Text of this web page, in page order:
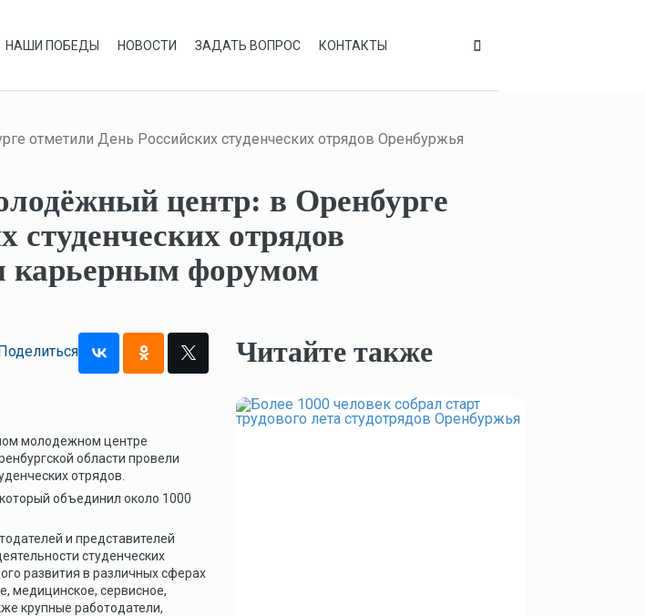
НАШИ ПОБЕДЫ НОВОСТИ ЗАДАТЬ ВОПРОС КОНТАКТЫ
отметили День Российских студенческих отрядов Оренбуржья
центр: в Оренбурге
студенческих отрядов
форумом
молодежном центре
области провели
отрядов.
объединил около 1000
и представителей
студенческих
развития в различных сферах
медицинское, сервисное,
крупные работодатели,
Читайте также